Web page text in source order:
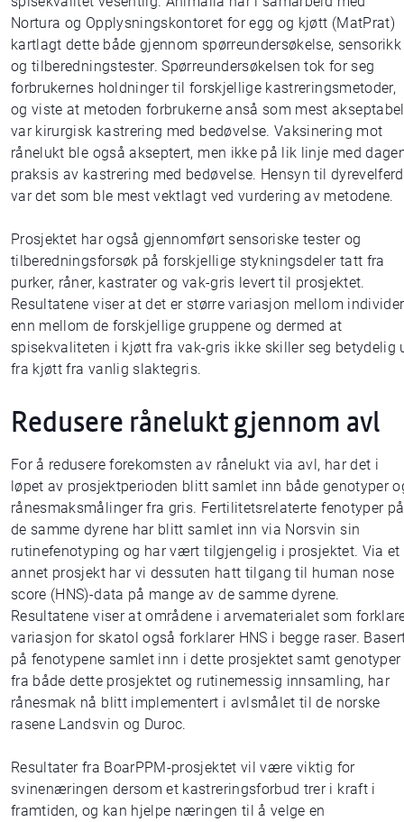
Nortura og Opplysningskontoret for egg og kjøtt (MatPrat)
kartlagt dette både gjennom spørreundersøkelse, sensorikk
og tilberedningstester. Spørreundersøkelsen tok for seg
forbrukernes holdninger til forskjellige kastreringsmetoder,
og viste at metoden forbrukerne anså som mest akseptabel
var kirurgisk kastrering med bedøvelse. Vaksinering mot
rånelukt ble også akseptert, men ikke på lik linje med
praksis av kastrering med bedøvelse. Hensyn til dyrevelferd
var det som ble mest vektlagt ved vurdering av metodene.
Prosjektet har også gjennomført sensoriske tester og
tilberedningsforsøk på forskjellige stykningsdeler tatt fra
purker, råner, kastrater og vak-gris levert til prosjektet.
Resultatene viser at det er større variasjon mellom individer
enn mellom de forskjellige gruppene og dermed at
spisekvaliteten i kjøtt fra vak-gris ikke skiller seg betydelig
fra kjøtt fra vanlig slaktegris.
Redusere rånelukt gjennom avl
For å redusere forekomsten av rånelukt via avl, har det i
løpet av prosjektperioden blitt samlet inn både genotyper
rånesmaksmålinger fra gris. Fertilitetsrelaterte fenotyper på
de samme dyrene har blitt samlet inn via Norsvin sin
rutinefenotyping og har vært tilgjengelig i prosjektet. Via et
annet prosjekt har vi dessuten hatt tilgang til human nose
score (HNS)-data på mange av de samme dyrene.
Resultatene viser at områdene i arvematerialet som
variasjon for skatol også forklarer HNS i begge raser.
på fenotypene samlet inn i dette prosjektet samt genotyper
fra både dette prosjektet og rutinemessig innsamling, har
rånesmak nå blitt implementert i avlsmålet til de norske
rasene Landsvin og Duroc.
Resultater fra BoarPPM-prosjektet vil være viktig for
svinenæringen dersom et kastreringsforbud trer i kraft i
framtiden, og kan hjelpe næringen til å velge en